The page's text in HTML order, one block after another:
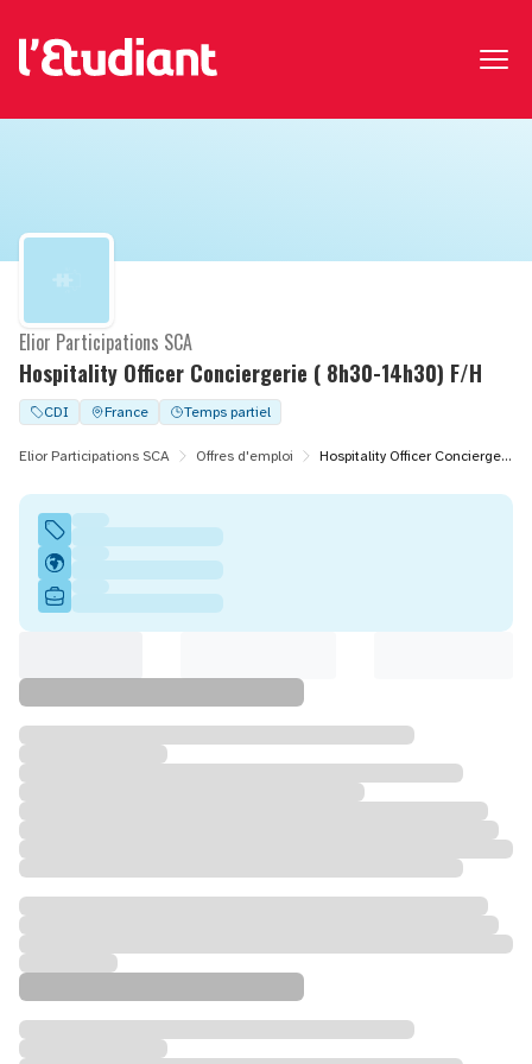
Hospitality Officer Conciergerie ( 8h30-14h30) F/H
Elior Participations SCA
CDI France Temps partiel
Elior Participations SCA Offres d'emploi Hospitality Officer Conciergerie ( 8h30-14h30) F/H